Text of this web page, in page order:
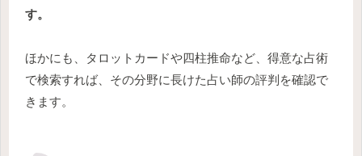
す。
ほかにも、タロットカードや四柱推命など、得意な占術
で検索すれば、その分野に長けた占い師の評判を確認で
きます。